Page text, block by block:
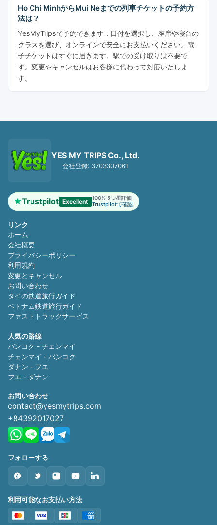
Ho Chi MinhからMui Neまでの列車チケットの予約方
法は？
YesMyTripsで予約できます：日付を選択し、座席や寝台の
クラスを選び、オンラインで安全にお支払いください。電
子チケットはすぐに届きます。駅での受け取りは不要で
す。変更やキャンセルはお客様に代わって対応いたしま
す。
YES MY TRIPS Co., Ltd.
会社登録: 3703307061
Trustpilot Excellent 100% 5つ星評価
Trustpilotで確認
リンク
ホーム
会社概要
プライバシーポリシー
利用規約
変更とキャンセル
お問い合わせ
タイの鉄道旅行ガイド
ベトナム鉄道旅行ガイド
ファストトラックサービス
人気の路線
バンコク - チェンマイ
チェンマイ - バンコク
ダナン - フエ
フエ - ダナン
お問い合わせ
contact@yesmytrips.com
+84392017027
フォローする
利用可能なお支払い方法